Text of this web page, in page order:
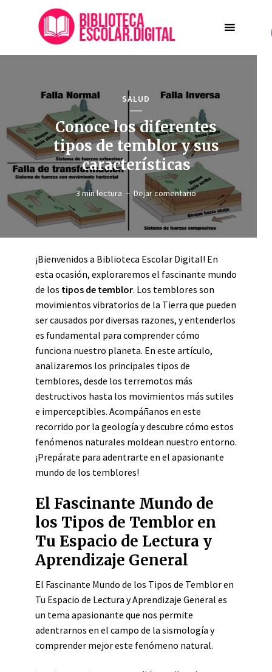
SALUD
Conoce los diferentes
tipos de temblor y sus
características
3 min lectura Dejar comentario
¡Bienvenidos a Biblioteca Escolar Digital! En
esta ocasión, exploraremos el fascinante mundo
de los tipos de temblor. Los temblores son
movimientos vibratorios de la Tierra que pueden
ser causados por diversas razones, y entenderlos
es fundamental para comprender cómo
funciona nuestro planeta. En este artículo,
analizaremos los principales tipos de
temblores, desde los terremotos más
destructivos hasta los movimientos más sutiles
e imperceptibles. Acompáñanos en este
recorrido por la geología y descubre cómo estos
fenómenos naturales moldean nuestro entorno.
¡Prepárate para adentrarte en el apasionante
mundo de los temblores!
El Fascinante Mundo de
los Tipos de Temblor en
Tu Espacio de Lectura y
Aprendizaje General
El Fascinante Mundo de los Tipos de Temblor en
Tu Espacio de Lectura y Aprendizaje General es
un tema apasionante que nos permite
adentrarnos en el campo de la sismología y
comprender mejor este fenómeno natural.